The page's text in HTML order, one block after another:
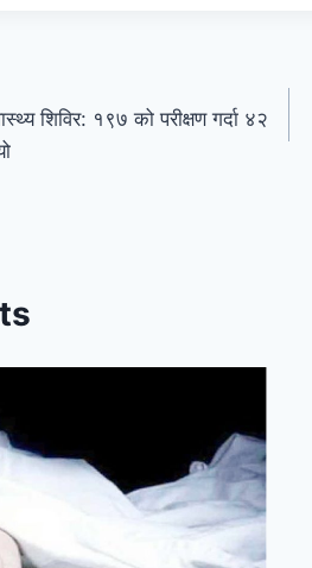
शिविर: १९७ को परीक्षण गर्दा ४२